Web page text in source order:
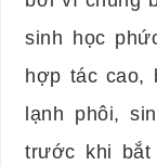
sinh học
hợp tác cao,
lạnh phôi,
trước khi bắt